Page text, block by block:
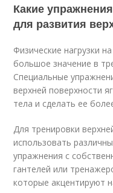
Какие
для развития
Физические нагрузки
большое значение в
Специальные
верхней поверхности
тела и сделать ее
Для тренировки
использовать
упражнения с
гантелей или
которые акцентируют